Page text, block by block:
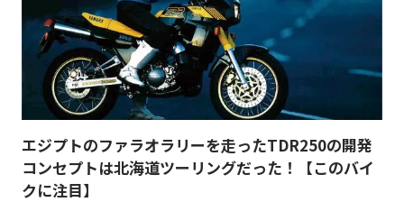
エジプトのファラオラリーを走ったTDR250の開発
コンセプトは北海道ツーリングだった！【このバイ
クに注目】